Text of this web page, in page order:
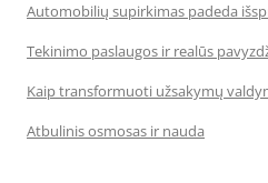
Automobilių supirkimas padeda
Tekinimo paslaugos ir realūs
Kaip transformuoti užsakymų
Atbulinis osmosas ir nauda